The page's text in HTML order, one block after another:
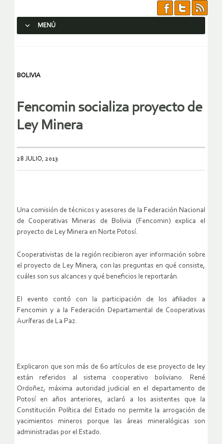
MENÚ
BOLIVIA
Fencomin socializa proyecto de
Ley Minera
28 JULIO, 2013
Una comisión de técnicos y asesores de la Federación Nacional
de Cooperativas Mineras de Bolivia (Fencomin) explica el
proyecto de Ley Minera en Norte Potosí.
Cooperativistas de la región recibieron ayer información sobre
el proyecto de Ley Minera, con las preguntas en qué consiste,
cuáles son sus alcances y qué beneficios le reportarán.
El evento contó con la participación de los afiliados a
Fencomin y a la Federación Departamental de Cooperativas
Auríferas de La Paz.
Explicaron que son más de 60 artículos de ese proyecto de ley
están referidos al sistema cooperativo boliviano. René
Ordoñez, máxima autoridad judicial en el departamento de
Potosí en años anteriores, aclaró a los asistentes que la
Constitución Política del Estado no permite la arrogación de
yacimientos mineros porque las áreas mineralógicas son
administradas por el Estado.